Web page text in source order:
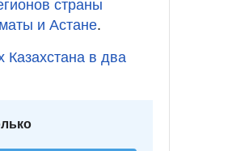
страны
и Астане.
Казахстана в два